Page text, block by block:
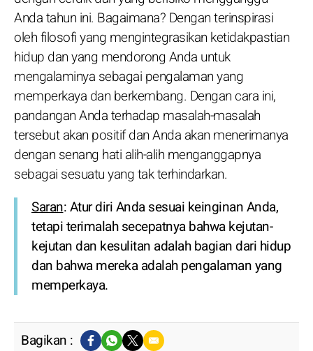
Anda tahun ini. Bagaimana? Dengan terinspirasi
oleh filosofi yang mengintegrasikan ketidakpastian
hidup dan yang mendorong Anda untuk
mengalaminya sebagai pengalaman yang
memperkaya dan berkembang. Dengan cara ini,
pandangan Anda terhadap masalah-masalah
tersebut akan positif dan Anda akan menerimanya
dengan senang hati alih-alih menganggapnya
sebagai sesuatu yang tak terhindarkan.
Saran: Atur diri Anda sesuai keinginan Anda,
tetapi terimalah secepatnya bahwa kejutan-
kejutan dan kesulitan adalah bagian dari hidup
dan bahwa mereka adalah pengalaman yang
memperkaya.
Bagikan :